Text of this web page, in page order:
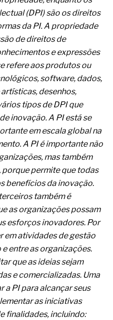
da coceira no ânus
do teratoma de ovário
da síndrome da fadiga
da queda dos cabelos ou
o obstáculo para o resultado
para a inspeção em estruturas
de obras
reduz em 19% o risco de
o metabolismo
de indicadores nas atividades
organizações
ganha espaço como
nas empresas
dos produtos de
com fibra de vidro
competitiva não está no
mais humana
(DPI) são os direitos
da PI. A propriedade
de direitos de
e expressões
refere aos produtos ou
software, dados,
desenhos,
tipos de DPI que
inovação. A PI está se
em escala global na
A PI é importante não
mas também
permite que todas
benefícios da inovação.
também é
as organizações possam
esforços inovadores. Por
em atividades de gestão
entre as organizações.
que as ideias sejam
e comercializadas. Uma
PI para alcançar seus
as iniciativas
finalidades, incluindo: